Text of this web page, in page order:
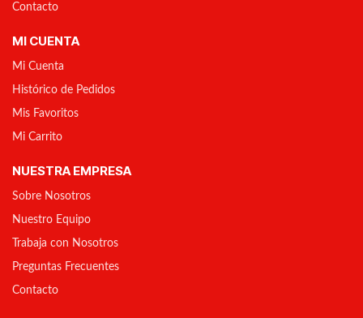
Contacto
MI CUENTA
Mi Cuenta
Histórico de Pedidos
Mis Favoritos
Mi Carrito
NUESTRA EMPRESA
Sobre Nosotros
Nuestro Equipo
Trabaja con Nosotros
Preguntas Frecuentes
Contacto